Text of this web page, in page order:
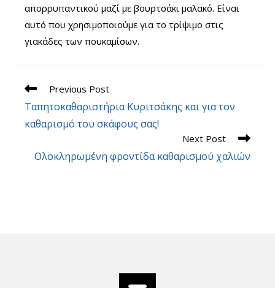
απορρυπαντικού μαζί με βουρτσάκι μαλακό. Είναι
αυτό που χρησιμοποιούμε για το τρίψιμο στις
γιακάδες των πουκαμίσων.
Read
articles
Previous Post
Ταπητοκαθαριστήρια Κυριτσάκης και για τον
καθαρισμό του σκάφους σας!
Next Post
Ολοκληρωμένη φροντίδα καθαρισμού χαλιών